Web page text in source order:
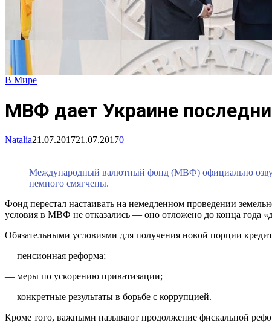
В Мире
МВФ дает Украине
Natalia21.07.201721.07.20170
Международный валютный фонд (МВФ) официально
немного смягчены.
Фонд перестал настаивать на немедленном проведении
условия в МВФ не отказались — оно отложено до конца года
Обязательными условиями для получения новой порции
— пенсионная реформа;
— меры по ускорению приватизации;
— конкретные результаты в борьбе с коррупцией.
Кроме того, важными называют продолжение фискальной